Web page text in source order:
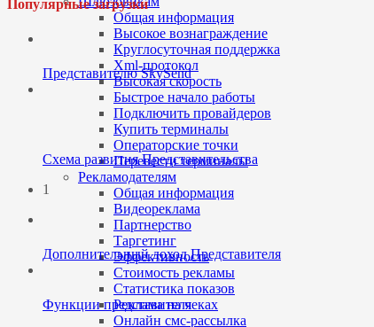
Общая информация
Высокое вознаграждение
Круглосуточная поддержка
Xml-протокол
Высокая скорость
Быстрое начало работы
Подключить провайдеров
Купить терминалы
Операторские точки
Перевести терминалы
Рекламодателям
Общая информация
Видеореклама
Партнерство
Таргетинг
Эффективность
Стоимость рекламы
Статистика показов
Реклама на чеках
Онлайн смс-рассылка
Популярные загрузки
Представителю SkySend
Схема развития Представительства
1
Дополнительный доход Представителя
Функции представителя